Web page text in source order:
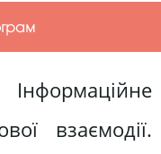
взаємодії.